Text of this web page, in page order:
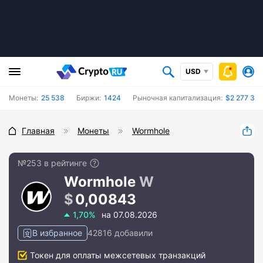
USD
Монеты: 25 538 Биржи: 1424 Рыночная капитализация: $2 277
Главная Монеты Wormhole
№253 в рейтинге
Wormhole W
0,00843
1,70%
на 07.08.2026
В избранное 42816 добавили
Токен для оплаты межсетевых транзакций